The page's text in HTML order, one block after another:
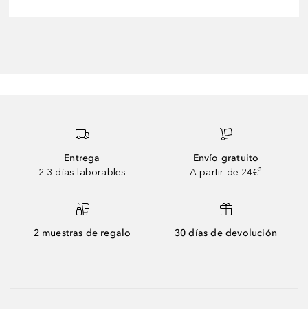
Entrega
2-3 días laborables
Envío gratuito
A partir de 24€³
2 muestras de regalo 30 días de devolución